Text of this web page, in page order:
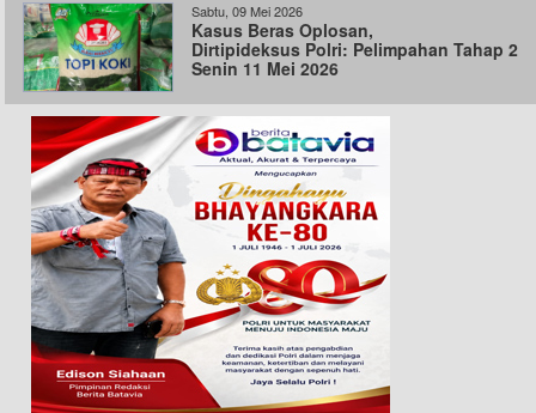
Sabtu, 09 Mei 2026
Kasus Beras Oplosan,
Dirtipideksus Polri: Pelimpahan Tahap 2
Senin 11 Mei 2026